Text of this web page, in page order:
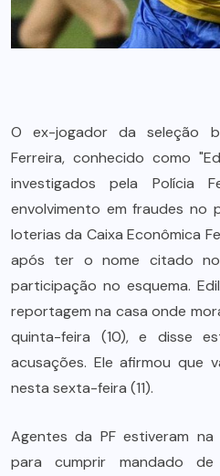
O ex-jogador da seleção
Ferreira, conhecido como
investigados pela Polícia
envolvimento em fraudes no
loterias da Caixa Econômica
após ter o nome citado
participação no esquema.
reportagem na casa onde
quinta-feira (10), e disse
acusações. Ele afirmou que
nesta sexta-feira (11).
Agentes da PF estiveram
para cumprir mandado